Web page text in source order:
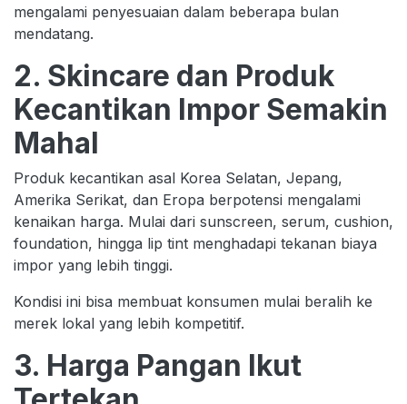
mengalami penyesuaian dalam beberapa bulan
mendatang.
2. Skincare dan Produk
Kecantikan Impor Semakin
Mahal
Produk kecantikan asal Korea Selatan, Jepang,
Amerika Serikat, dan Eropa berpotensi mengalami
kenaikan harga. Mulai dari sunscreen, serum, cushion,
foundation, hingga lip tint menghadapi tekanan biaya
impor yang lebih tinggi.
Kondisi ini bisa membuat konsumen mulai beralih ke
merek lokal yang lebih kompetitif.
3. Harga Pangan Ikut